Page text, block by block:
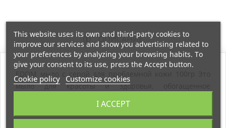
ОПИСАНИЕ
EDOM мыло с серой для проблемной кожи 100гр Это
мыло для красоты и здоровья, обогащенное
This website uses its own and third-party cookies to
improve our services and show you advertising related to
your preferences by analyzing your browsing habits. To
give your consent to its use, press the Accept button.
Cookie policy Customize cookies
I ACCEPT